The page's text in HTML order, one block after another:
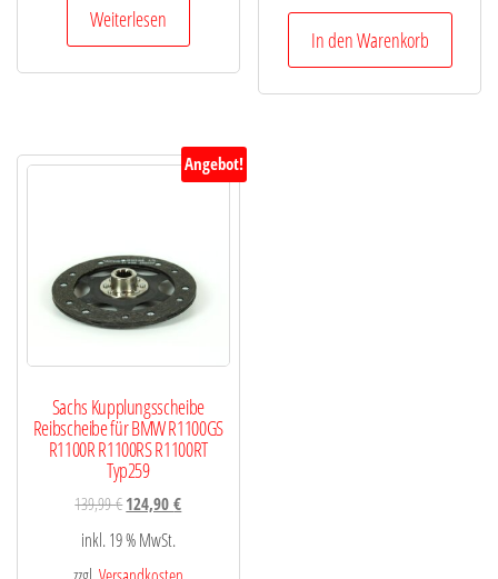
Weiterlesen
In den Warenkorb
Angebot!
Sachs Kupplungsscheibe
Reibscheibe für BMW R1100GS
R1100R R1100RS R1100RT
Typ259
139,99€124,90€
inkl. 19 % MwSt.